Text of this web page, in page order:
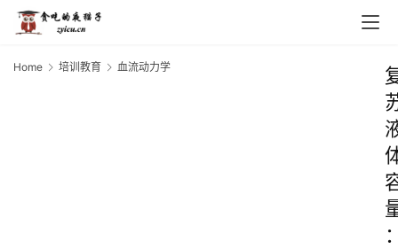
Home 培训教育 血流动力学